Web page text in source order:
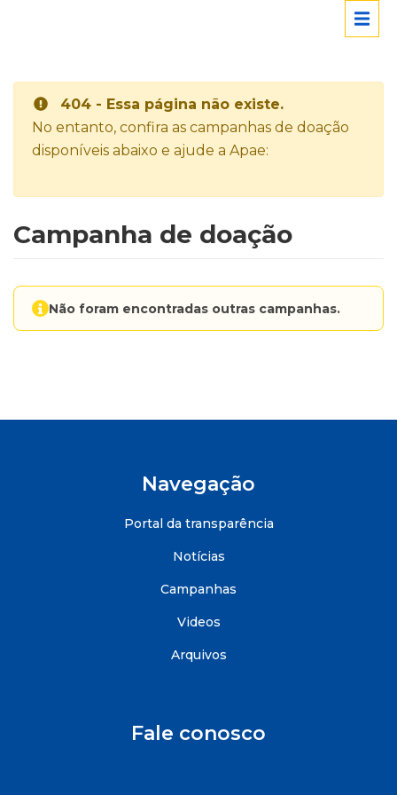
404 - Essa página não existe.
No entanto, confira as campanhas de doação
disponíveis abaixo e ajude a Apae:
Campanha de doação
Não foram encontradas outras campanhas.
Navegação
Portal da transparência
Notícias
Campanhas
Videos
Arquivos
Fale conosco